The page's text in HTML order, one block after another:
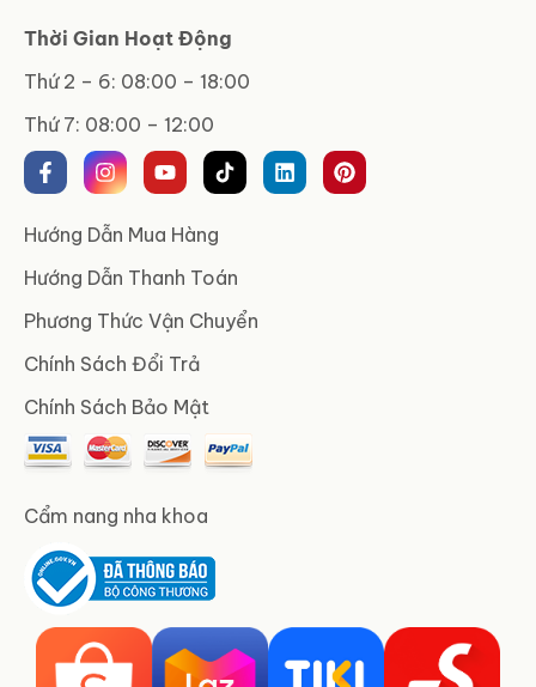
Thời Gian Hoạt Động
Thứ 2 – 6: 08:00 – 18:00
Thứ 7: 08:00 – 12:00
Hướng Dẫn Mua Hàng
Hướng Dẫn Thanh Toán
Phương Thức Vận Chuyển
Chính Sách Đổi Trả
Chính Sách Bảo Mật
Cẩm nang nha khoa